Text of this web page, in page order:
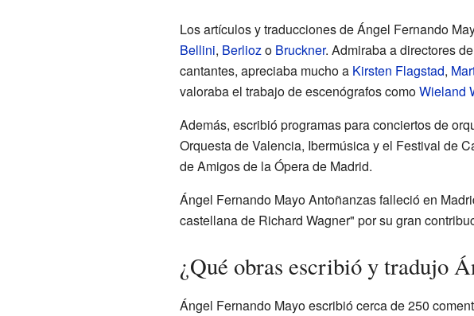
Los artículos y traducciones de Ángel Fernando
Bellini, Berliozo Bruckner. Admiraba a directores
cantantes, apreciaba mucho a Kirsten Flagstad,
valoraba el trabajo de escenógrafos comoWieland
Además, escribió programas para conciertos de
Orquesta de Valencia, Ibermúsica y el Festival de
de Amigos de la Ópera de Madrid.
Ángel Fernando Mayo Antoñanzas falleció en
castellana de Richard Wagner" por su gran
¿Qué obras escribió y tradujo
Ángel Fernando Mayo escribió cerca de 250